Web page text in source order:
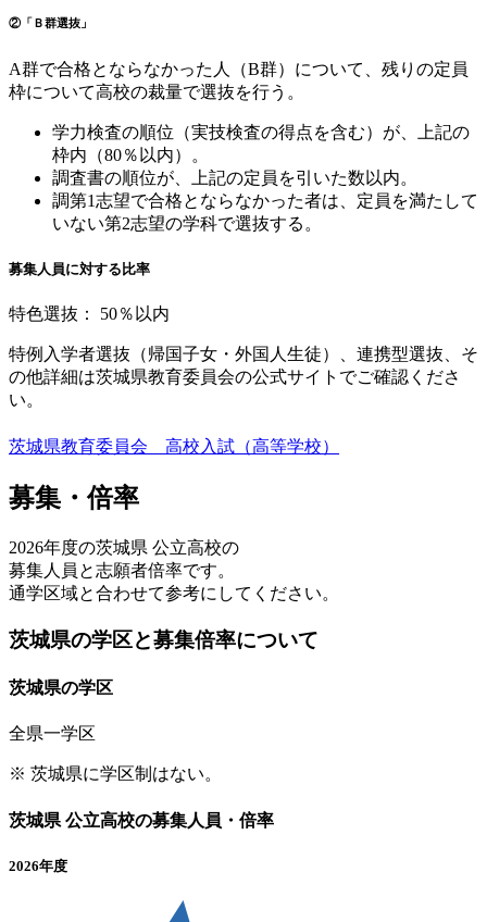
②「Ｂ群選抜」
A群で合格とならなかった人（B群）について、残りの定員
枠について高校の裁量で選抜を行う。
学力検査の順位（実技検査の得点を含む）が、上記の
枠内（80％以内）。
調査書の順位が、上記の定員を引いた数以内。
調第1志望で合格とならなかった者は、定員を満たして
いない第2志望の学科で選抜する。
募集人員に対する比率
特色選抜： 50％以内
特例入学者選抜（帰国子女・外国人生徒）、連携型選抜、そ
の他詳細は茨城県教育委員会の公式サイトでご確認くださ
い。
茨城県教育委員会 高校入試（高等学校）
募集・倍率
2026年度の茨城県 公立高校の
募集人員と志願者倍率です。
通学区域と合わせて参考にしてください。
茨城県の学区と募集倍率について
茨城県の学区
全県一学区
※ 茨城県に学区制はない。
茨城県 公立高校の募集人員・倍率
2026年度